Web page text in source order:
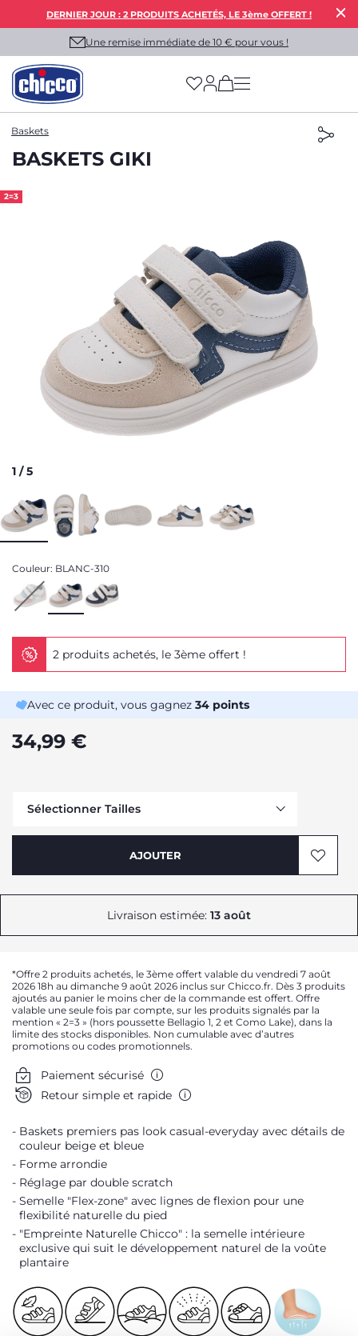
DERNIER JOUR : 2 PRODUITS ACHETÉS, LE 3ème OFFERT !
Une remise immédiate de 10 € pour vous !
(has more options
Baskets
BASKETS GIKI
2=3
1 /5
Couleur: BLANC-310
2 produits achetés, le 3ème offert !
Avec ce produit, vous gagnez 34 points
34,99 €
Sélectionner Tailles
Me prévenir
AJOUTER
Livraison estimée: 13 août
*Offre 2 produits achetés, le 3ème offert valable du vendredi 7 août
2026 18h au dimanche 9 août 2026 inclus sur Chicco.fr. Dès 3 produits
ajoutés au panier le moins cher de la commande est offert. Offre
valable une seule fois par compte, sur les produits signalés par la
mention « 2=3 » (hors poussette Bellagio 1, 2 et Como Lake), dans la
limite des stocks disponibles. Non cumulable avec d’autres
promotions ou codes promotionnels.
Paiement sécurisé
Retour simple et rapide
Baskets premiers pas look casual-everyday avec détails de
couleur beige et bleue
Forme arrondie
Réglage par double scratch
Semelle "Flex-zone" avec lignes de flexion pour une
flexibilité naturelle du pied
"Empreinte Naturelle Chicco" : la semelle intérieure
exclusive qui suit le développement naturel de la voûte
plantaire